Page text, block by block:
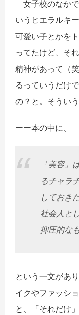
女子校のなか
いうヒエラルキ
可愛い子とかを
ってたけど、そ
精神があって（
るっていうだけ
の？と。そうい
ーー本の中に、
「美容」
るチャラ
しておき
社会人と
抑圧的な
という一文があ
イクやファッシ
と、「それだけ